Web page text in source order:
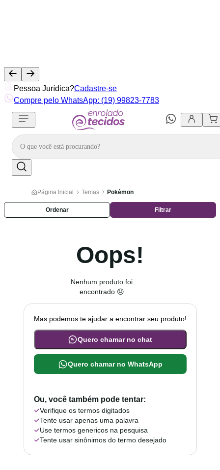
Pessoa Jurídica?Cadastre-se
Compre pelo WhatsApp: (19) 99823-7783
Página Inicial Temas Pokémon
Ordenar Filtrar
Oops!
Nenhum produto foi
encontrado 😞
Mas podemos te ajudar a encontrar seu produto!
Quero chamar no chat
Quero chamar no WhatsApp
Ou, você também pode tentar:
Verifique os termos digitados
Tente usar apenas uma palavra
Use termos genericos na pesquisa
Tente usar sinônimos do termo desejado